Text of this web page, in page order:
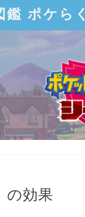
ポケらく
の効果